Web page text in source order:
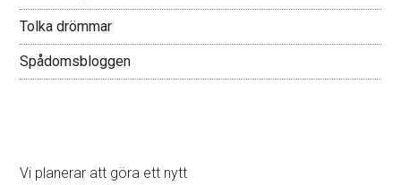
Tolka drömmar
Spådomsbloggen
Vi planerar att göra ett nytt